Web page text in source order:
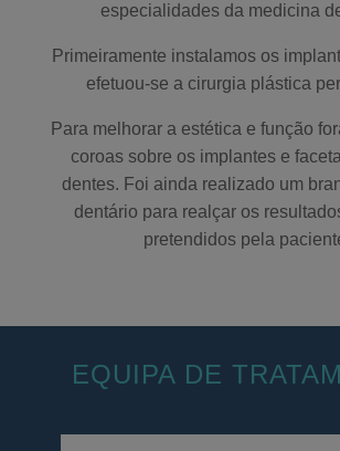
especialidades da medicina
Primeiramente instalamos os
efetuou-se a cirurgia plástica
Para melhorar a estética e função
coroas sobre os implantes e
dentes. Foi ainda realizado um
dentário para realçar os
pretendidos pela
EQUIPA DE